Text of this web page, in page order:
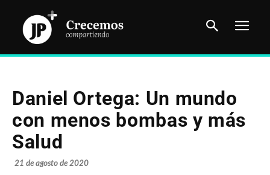
Daniel Ortega: Un mundo
con menos bombas y más
Salud
21 de agosto de 2020